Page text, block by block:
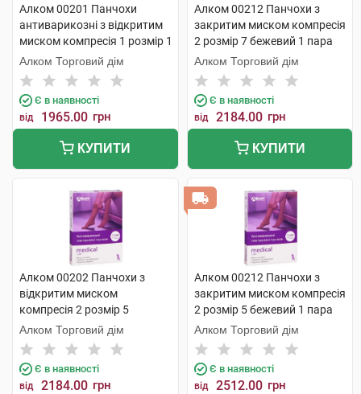
Алком 00201 Панчохи
антиварикозні з відкритим
миском компресія 1 розмір 1
1 шт
Алком Торговий дім
Є в наявності
від 1965.00 грн
КУПИТИ
Алком 00212 Панчохи з
закритим миском компресія
2 розмір 7 бежевий 1 пара
Алком Торговий дім
Є в наявності
від 2184.00 грн
КУПИТИ
Алком 00202 Панчохи з
відкритим миском
компресія 2 розмір 5
бежевий 1 пара
Алком Торговий дім
Є в наявності
від 2184.00 грн
Алком 00212 Панчохи з
закритим миском компресія
2 розмір 5 бежевий 1 пара
Алком Торговий дім
Є в наявності
від 2512.00 грн